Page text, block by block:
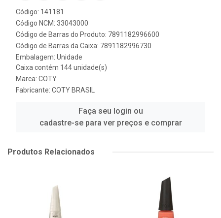
Código: 141181
Código NCM: 33043000
Código de Barras do Produto: 7891182996600
Código de Barras da Caixa: 7891182996730
Embalagem: Unidade
Caixa contém 144 unidade(s)
Marca: COTY
Fabricante: COTY BRASIL
Faça seu login ou
cadastre-se para ver preços e comprar
Produtos Relacionados